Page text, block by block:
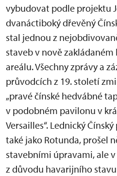
vybudovat podle projektu
dvanáctiboký dřevěný
stal jednou z
staveb v nově
areálu. Všechny zprávy a
průvodcích z 19. století
„pravé čínské hedvábné
v podobném pavilonu v
Versailles“. Lednický
také jako Rotunda, prošel
stavebními úpravami, ale
z důvodu havarijního